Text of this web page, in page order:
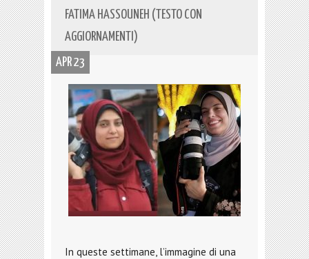
FATIMA HASSOUNEH (TESTO CON
AGGIORNAMENTI)
APR 23
In queste settimane, l’immagine di una